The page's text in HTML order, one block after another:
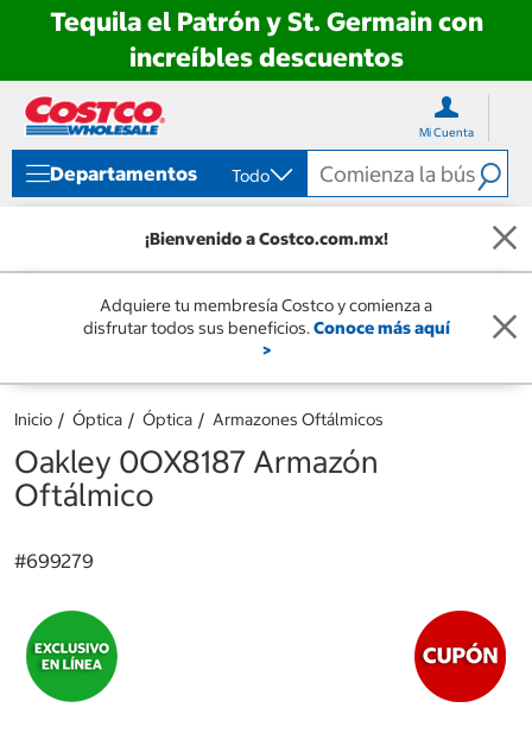
Tequila el Patrón y St. Germain con
increíbles descuentos
directo
contenido
directo
menú
navegación
Mi Cuenta
Departamentos Todo
¡Bienvenido a Costco.com.mx!
Adquiere tu membresía Costco y comienza a
disfrutar todos sus beneficios.Conoce más aquí
>
Inicio Óptica Óptica Armazones Oftálmicos
Oakley 0OX8187 Armazón
Oftálmico
#699279